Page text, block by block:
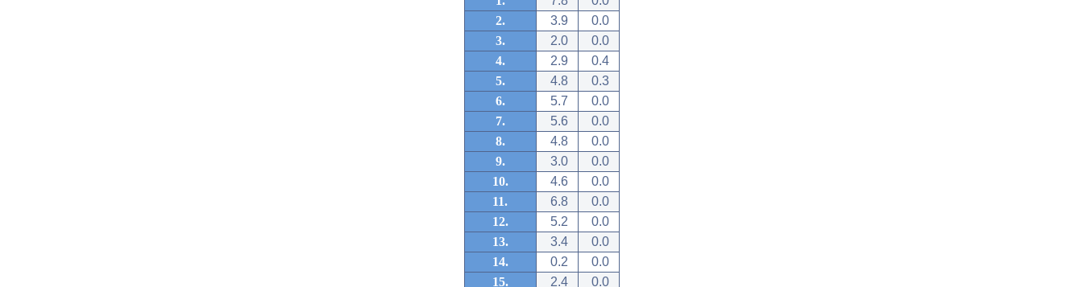
2.
3.9
0.0
3.
2.0
0.0
4.
2.9
0.4
5.
4.8
0.3
6.
5.7
0.0
7.
5.6
0.0
8.
4.8
0.0
9.
3.0
0.0
10.
4.6
0.0
11.
6.8
0.0
12.
5.2
0.0
13.
3.4
0.0
14.
0.2
0.0
15.
2.4 0.0